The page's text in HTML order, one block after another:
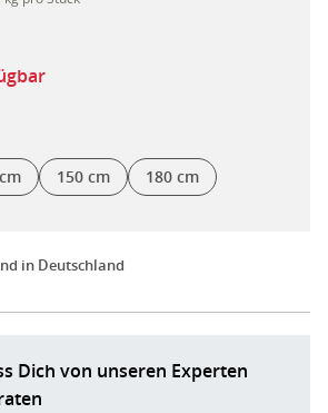
zurzeit nicht verfügbar.)
150 cm 180 cm
in Deutschland
Dich von unseren Experten